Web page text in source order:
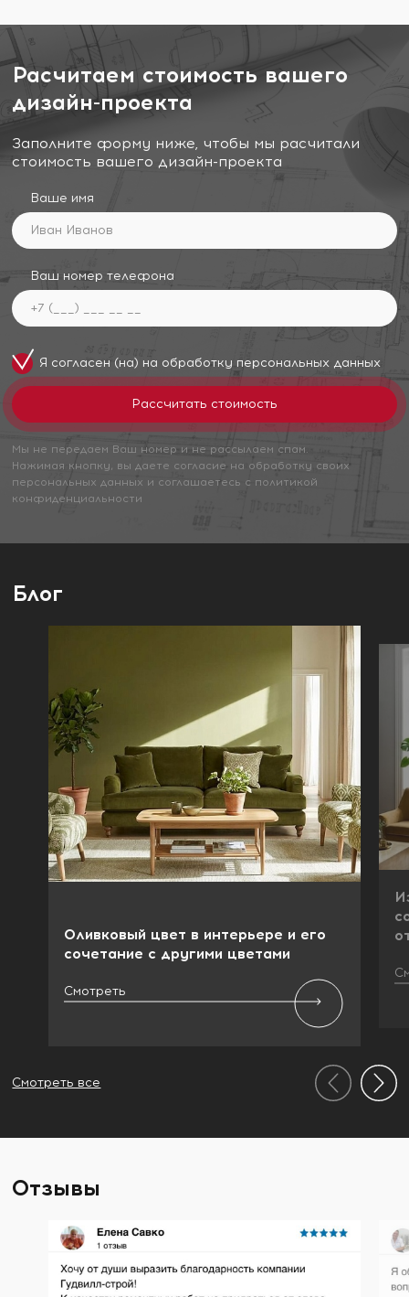
Расчитаем стоимость вашего
дизайн-проекта
Заполните форму ниже, чтобы мы расчитали
стоимость вашего дизайн-проекта
Ваше имя
Ваш номер телефона
Я согласен (на) на обработку персональных данных
Мы не передаем Ваш номер и не рассылаем спам.
Нажимая кнопку, вы даете согласие на обработку своих
персональных данных и соглашаетесь с политикой
конфиденциальности
Блог
Оливковый цвет в интерьере и его
сочетание с другими цветами
Смотреть
Смотреть все
Отзывы